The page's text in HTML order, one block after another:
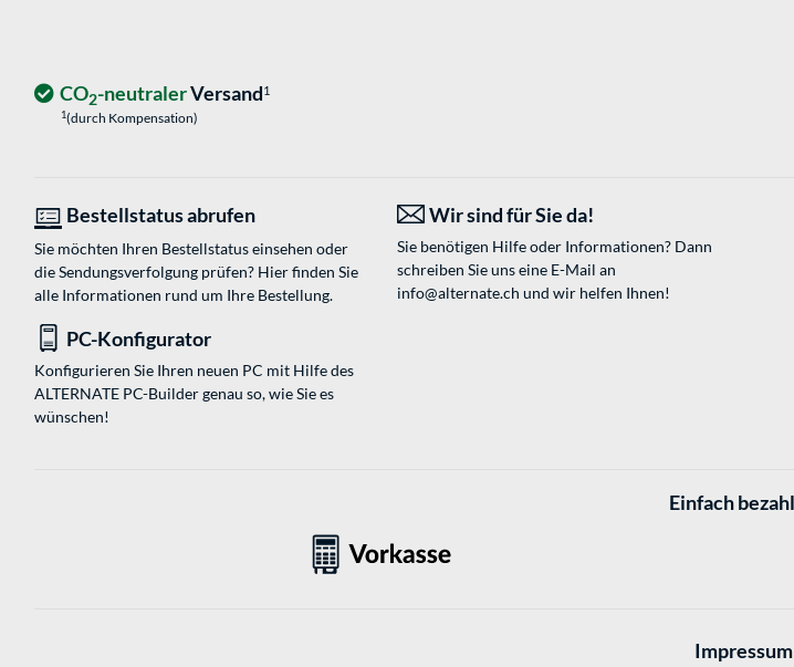
CO2-neutralerVersand1
1(durch Kompensation)
Bestellstatus abrufen
Sie möchten Ihren Bestellstatus einsehen oder
die Sendungsverfolgung prüfen? Hier finden Sie
alle Informationen rund um Ihre Bestellung.
Wir sind für Sie da!
Sie benötigen Hilfe oder Informationen? Dann
schreiben Sie uns eine E-Mail an
info@alternate.ch und wir helfen Ihnen!
PC-Konfigurator
Konfigurieren Sie Ihren neuen PC mit Hilfe des
ALTERNATE PC-Builder genau so, wie Sie es
wünschen!
Einfach
Impressum